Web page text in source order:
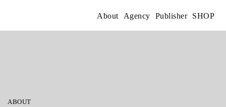
About Agency Publisher SHOP
About Works
ABOUT